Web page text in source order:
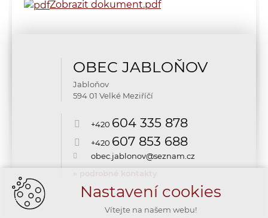
Zobrazit dokument.pdf
OBEC JABLOŇOV
Jabloňov
594 01 Velké Meziříčí
+420 604 335 878
+420 607 853 688
obec.jablonov@seznam.cz
Nastavení cookies
Vítejte na našem webu!